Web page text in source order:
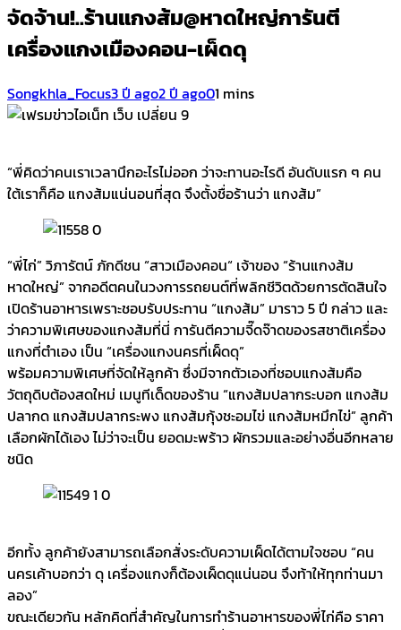
จัดจ้าน!..ร้านแกงส้ม@หาดใหญ่การันตี
เครื่องแกงเมืองคอน-เผ็ดดุ
Songkhla_Focus3 ปี ago2 ปี ago01 mins
“พี่คิดว่าคนเราเวลานึกอะไรไม่ออก ว่าจะทานอะไรดี อันดับแรก ๆ คน
ใต้เราก็คือ แกงส้มแน่นอนที่สุด จึงตั้งชื่อร้านว่า แกงส้ม”
“พี่ไก่” วิภารัตน์ ภักดีชน “สาวเมืองคอน“ เจ้าของ “ร้านแกงส้ม
หาดใหญ่” จากอดีตคนในวงการรถยนต์ที่พลิกชีวิตด้วยการตัดสินใจ
เปิดร้านอาหารเพราะชอบรับประทาน “แกงส้ม” มาราว 5 ปี กล่าว และ
ว่าความพิเศษของแกงส้มที่นี่ การันตีความจี๊ดจ๊าดของรสชาติเครื่อง
แกงที่ตำเอง เป็น “เครื่องแกงนครที่เผ็ดดุ”
พร้อมความพิเศษที่จัดให้ลูกค้า ซึ่งมีจากตัวเองที่ชอบแกงส้มคือ
วัตถุดิบต้องสดใหม่ เมนูทีเด็ดของร้าน “แกงส้มปลากระบอก แกงส้ม
ปลากด แกงส้มปลากระพง แกงส้มกุ้งชะอมไข่ แกงส้มหมึกไข่” ลูกค้า
เลือกผักได้เอง ไม่ว่าจะเป็น ยอดมะพร้าว ผักรวมและอย่างอื่นอีกหลาย
ชนิด
อีกทั้ง ลูกค้ายังสามารถเลือกสั่งระดับความเผ็ดได้ตามใจชอบ “คน
นครเค้าบอกว่า ดุ เครื่องแกงก็ต้องเผ็ดดุแน่นอน จึงท้าให้ทุกท่านมา
ลอง”
ขณะเดียวกัน หลักคิดที่สำคัญในการทำร้านอาหารของพี่ไก่คือ ราคา